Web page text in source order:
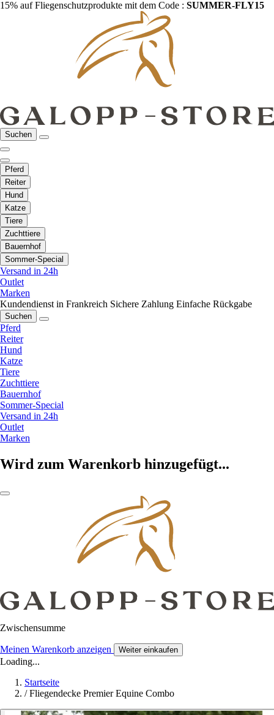
15% auf Fliegenschutzprodukte mit dem Code : SUMMER-FLY15
Suchen
Pferd
Reiter
Hund
Katze
Tiere
Zuchttiere
Bauernhof
Sommer-Special
Versand in 24h
Outlet
Marken
Kundendienst in Frankreich Sichere Zahlung Einfache Rückgabe
Suchen
Pferd
Reiter
Hund
Katze
Tiere
Zuchttiere
Bauernhof
Sommer-Special
Versand in 24h
Outlet
Marken
Wird zum Warenkorb hinzugefügt...
Zwischensumme
Meinen Warenkorb anzeigen Weiter einkaufen
Loading...
Startseite
/ Fliegendecke Premier Equine Combo